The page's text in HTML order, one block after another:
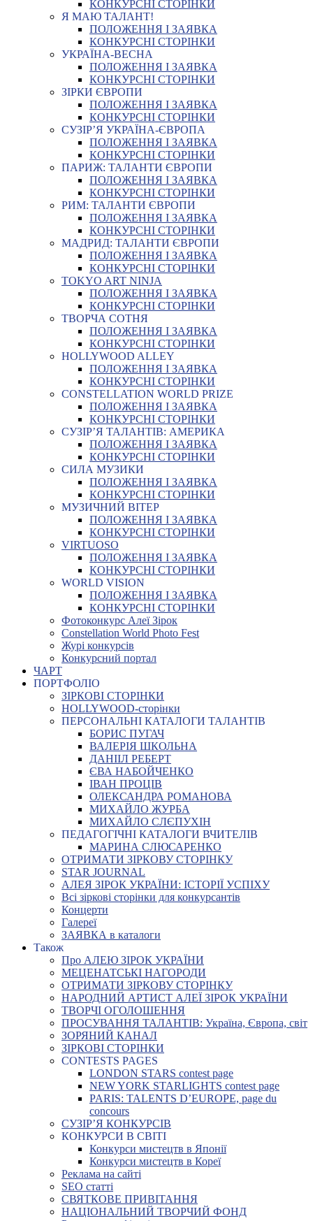
КОНКУРСНІ СТОРІНКИ
Я МАЮ ТАЛАНТ!
ПОЛОЖЕННЯ І ЗАЯВКА
КОНКУРСНІ СТОРІНКИ
УКРАЇНА-ВЕСНА
ПОЛОЖЕННЯ І ЗАЯВКА
КОНКУРСНІ СТОРІНКИ
ЗІРКИ ЄВРОПИ
ПОЛОЖЕННЯ І ЗАЯВКА
КОНКУРСНІ СТОРІНКИ
СУЗІР’Я УКРАЇНА-ЄВРОПА
ПОЛОЖЕННЯ І ЗАЯВКА
КОНКУРСНІ СТОРІНКИ
ПАРИЖ: ТАЛАНТИ ЄВРОПИ
ПОЛОЖЕННЯ І ЗАЯВКА
КОНКУРСНІ СТОРІНКИ
РИМ: ТАЛАНТИ ЄВРОПИ
ПОЛОЖЕННЯ І ЗАЯВКА
КОНКУРСНІ СТОРІНКИ
МАДРИД: ТАЛАНТИ ЄВРОПИ
ПОЛОЖЕННЯ І ЗАЯВКА
КОНКУРСНІ СТОРІНКИ
TOKYO ART NINJA
ПОЛОЖЕННЯ І ЗАЯВКА
КОНКУРСНІ СТОРІНКИ
ТВОРЧА СОТНЯ
ПОЛОЖЕННЯ І ЗАЯВКА
КОНКУРСНІ СТОРІНКИ
HOLLYWOOD ALLEY
ПОЛОЖЕННЯ І ЗАЯВКА
КОНКУРСНІ СТОРІНКИ
CONSTELLATION WORLD PRIZE
ПОЛОЖЕННЯ І ЗАЯВКА
КОНКУРСНІ СТОРІНКИ
СУЗІР’Я ТАЛАНТІВ: АМЕРИКА
ПОЛОЖЕННЯ І ЗАЯВКА
КОНКУРСНІ СТОРІНКИ
СИЛА МУЗИКИ
ПОЛОЖЕННЯ І ЗАЯВКА
КОНКУРСНІ СТОРІНКИ
МУЗИЧНИЙ ВІТЕР
ПОЛОЖЕННЯ І ЗАЯВКА
КОНКУРСНІ СТОРІНКИ
VIRTUOSO
ПОЛОЖЕННЯ І ЗАЯВКА
КОНКУРСНІ СТОРІНКИ
WORLD VISION
ПОЛОЖЕННЯ І ЗАЯВКА
КОНКУРСНІ СТОРІНКИ
Фотоконкурс Алеї Зірок
Constellation World Photo Fest
Журі конкурсів
Конкурсний портал
ЧАРТ
ПОРТФОЛІО
ЗІРКОВІ СТОРІНКИ
HOLLYWOOD-сторінки
ПЕРСОНАЛЬНІ КАТАЛОГИ ТАЛАНТІВ
БОРИС ПУГАЧ
ВАЛЕРІЯ ШКОЛЬНА
ДАНІІЛ РЕБЕРТ
ЄВА НАБОЙЧЕНКО
ІВАН ПРОЦІВ
ОЛЕКСАНДРА РОМАНОВА
МИХАЙЛО ЖУРБА
МИХАЙЛО СЛЄПУХІН
ПЕДАГОГІЧНІ КАТАЛОГИ ВЧИТЕЛІВ
МАРИНА СЛЮСАРЕНКО
ОТРИМАТИ ЗІРКОВУ СТОРІНКУ
STAR JOURNAL
АЛЕЯ ЗІРОК УКРАЇНИ: ІСТОРІЇ УСПІХУ
Всі зіркові сторінки для конкурсантів
Концерти
Галереї
ЗАЯВКА в каталоги
Також
Про АЛЕЮ ЗІРОК УКРАЇНИ
МЕЦЕНАТСЬКІ НАГОРОДИ
ОТРИМАТИ ЗІРКОВУ СТОРІНКУ
НАРОДНИЙ АРТИСТ АЛЕЇ ЗІРОК УКРАЇНИ
ТВОРЧІ ОГОЛОШЕННЯ
ПРОСУВАННЯ ТАЛАНТІВ: Україна, Європа, світ
ЗОРЯНИЙ КАНАЛ
ЗІРКОВІ СТОРІНКИ
CONTESTS PAGES
LONDON STARS contest page
NEW YORK STARLIGHTS contest page
PARIS: TALENTS D’EUROPE, page du
concours
СУЗІР’Я КОНКУРСІВ
КОНКУРСИ В СВІТІ
Конкурси мистецтв в Японії
Конкурси мистецтв в Кореї
Реклама на сайті
SEO статті
СВЯТКОВЕ ПРИВІТАННЯ
НАЦІОНАЛЬНИЙ ТВОРЧИЙ ФОНД